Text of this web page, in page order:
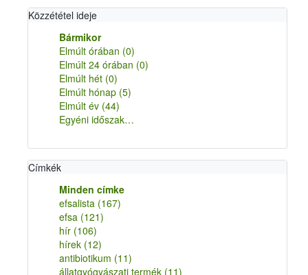
Közzététel ideje
Bármikor
Elmúlt órában (0)
Elmúlt 24 órában (0)
Elmúlt hét (0)
Elmúlt hónap (5)
Elmúlt év (44)
Egyéni időszak…
Címkék
Minden címke
efsalista (167)
efsa (121)
hír (106)
hírek (12)
antibiotikum (11)
állatgyógyászati termék (11)